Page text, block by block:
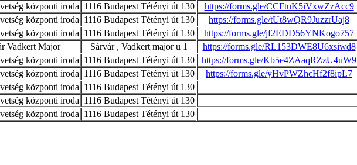
központi iroda 1116 Budapest Tétényi út 130
https://forms.gle/CCFtuK5iVxwZzAcc9
központi iroda 1116 Budapest Tétényi út 130
https://forms.gle/tUt8wQR9JuzzrUaj8
központi iroda 1116 Budapest Tétényi út 130
https://forms.gle/jf2EDD56YNKogo757
Vadkert Major Sárvár , Vadkert major u 1
https://forms.gle/RL153DWE8U6xsiwd8
központi iroda 1116 Budapest Tétényi út 130
https://forms.gle/Kb5e4ZAaqRZzU4uW9
központi iroda 1116 Budapest Tétényi út 130
https://forms.gle/yHvPWZhcHf2f8ipL7
központi iroda 1116 Budapest Tétényi út 130
központi iroda 1116 Budapest Tétényi út 130
központi iroda 1116 Budapest Tétényi út 130